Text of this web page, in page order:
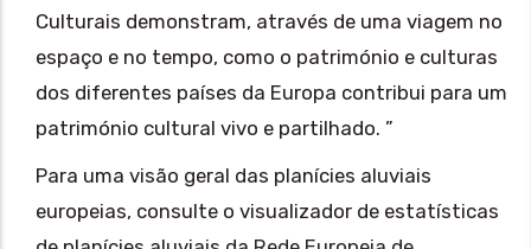
Culturais demonstram, através de uma viagem no
espaço e no tempo, como o património e culturas
dos diferentes países da Europa contribui para um
património cultural vivo e partilhado. ”
Para uma visão geral das planícies aluviais
europeias, consulte o visualizador de estatísticas